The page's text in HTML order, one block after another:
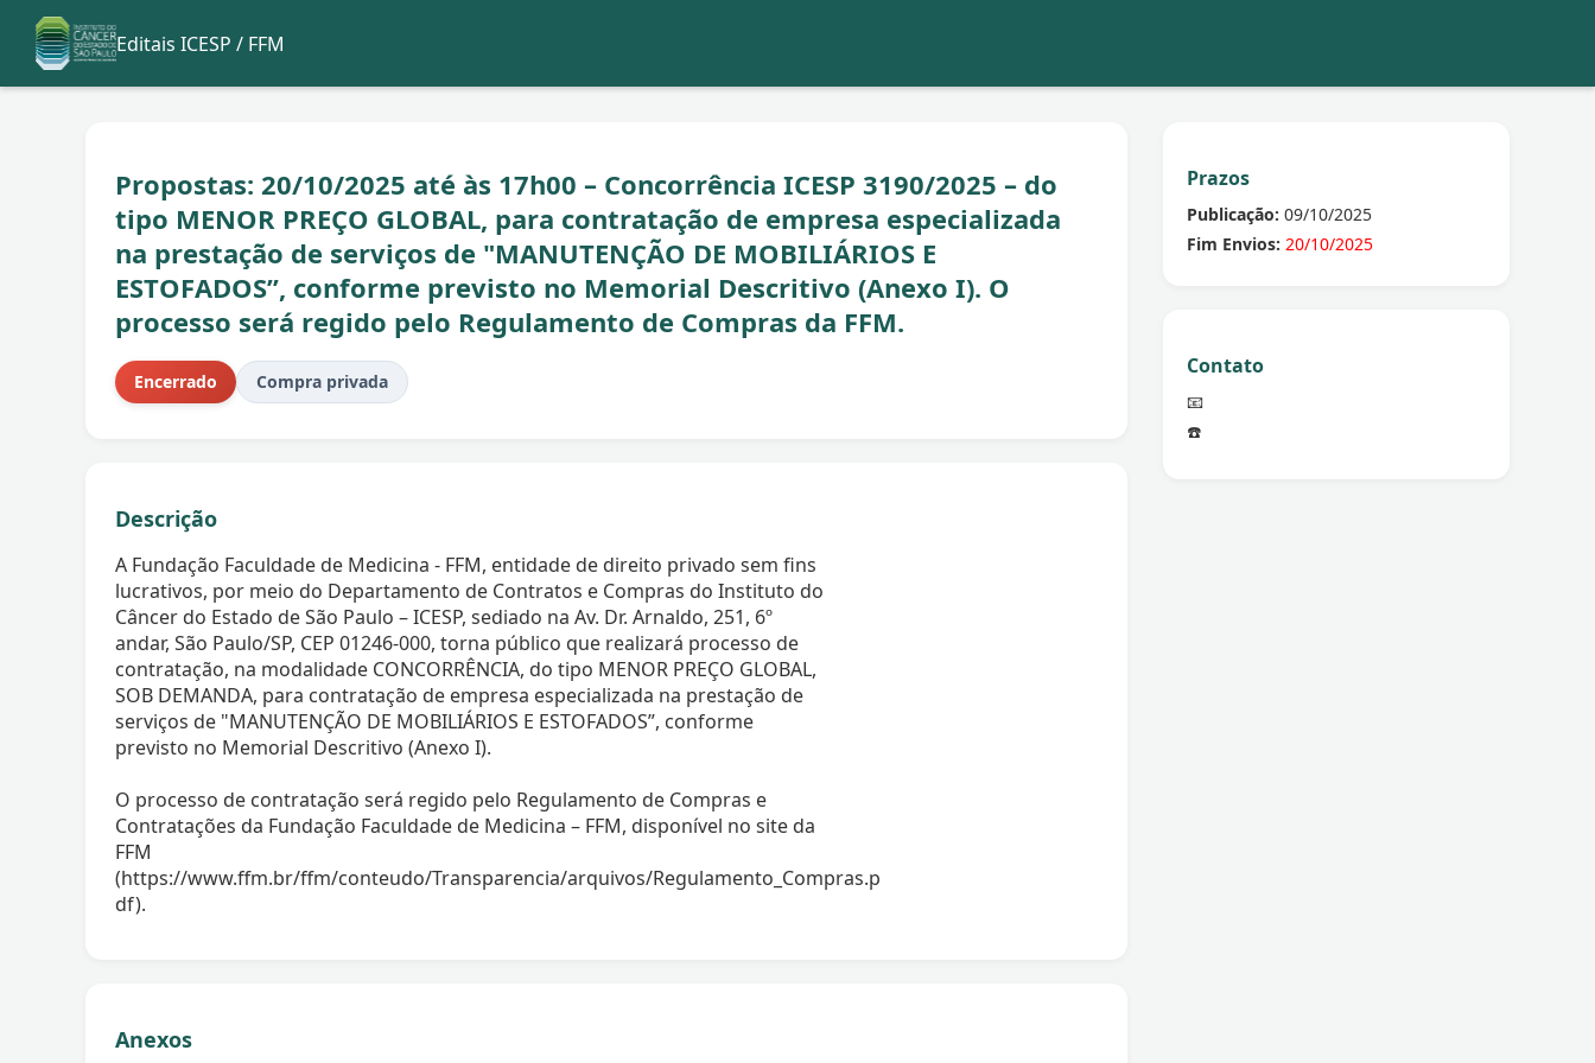
Editais ICESP / FFM
Propostas: 20/10/2025 até às 17h00 – Concorrência ICESP 3190/2025 – do
tipo MENOR PREÇO GLOBAL, para contratação de empresa especializada
na prestação de serviços de "MANUTENÇÃO DE MOBILIÁRIOS E
ESTOFADOS”, conforme previsto no Memorial Descritivo (Anexo I). O
processo será regido pelo Regulamento de Compras da FFM.
Encerrado Compra privada
Descrição
A Fundação Faculdade de Medicina - FFM, entidade de direito privado sem fins
lucrativos, por meio do Departamento de Contratos e Compras do Instituto do
Câncer do Estado de São Paulo – ICESP, sediado na Av. Dr. Arnaldo, 251, 6º
andar, São Paulo/SP, CEP 01246-000, torna público que realizará processo de
contratação, na modalidade CONCORRÊNCIA, do tipo MENOR PREÇO GLOBAL,
SOB DEMANDA, para contratação de empresa especializada na prestação de
serviços de "MANUTENÇÃO DE MOBILIÁRIOS E ESTOFADOS”, conforme
previsto no Memorial Descritivo (Anexo I).
O processo de contratação será regido pelo Regulamento de Compras e
Contratações da Fundação Faculdade de Medicina – FFM, disponível no site da
FFM
(https://www.ffm.br/ffm/conteudo/Transparencia/arquivos/Regulamento_Compras.p
df).
Anexos
Prazos
Publicação: 09/10/2025
Fim Envios: 20/10/2025
Contato
📧
☎️